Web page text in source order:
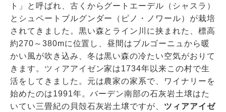
ト」と呼ばれ、古くからグートエーデル（シャスラ）
とシュペートブルグンダー（ピノ・ノワール）が栽培
されてきました。黒い森とライン川に挟まれた、標高
約270～380mに位置し、昼間はブルゴーニュから暖
かい風が吹き込み、冬は黒い森の冷たい空気がおりて
きます。ツィアアイゼン家は1734年以来この村で生
活をしてきました。元は農家の家系で、ワイナリーを
始めたのは1991年。バーデン南部の石灰岩土壌はた
いてい三畳紀の貝殻石灰岩土壌ですが、 ツィアアイゼ